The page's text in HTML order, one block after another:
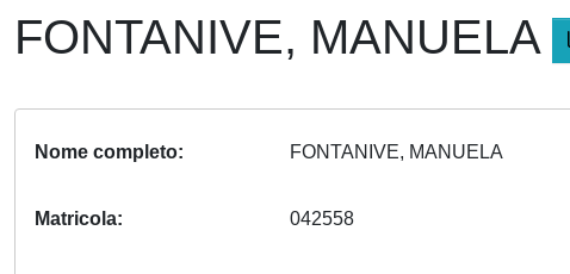
FONTANIVE, MANUELA
Nome completo FONTANIVE, MANUELA
Matricola 042558